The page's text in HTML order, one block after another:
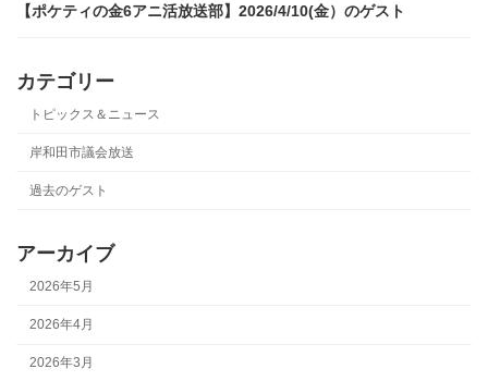
【ポケティの金6アニ活放送部】2026/4/10(金）のゲスト
カテゴリー
トピックス＆ニュース
岸和田市議会放送
過去のゲスト
アーカイブ
2026年5月
2026年4月
2026年3月